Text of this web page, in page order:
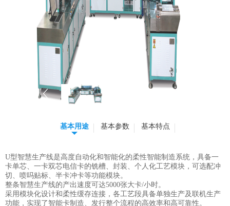
基本用途 基本参数 基本特点
U型智慧生产线是高度自动化和智能化的柔性智能制造系统，具备一
卡单芯、一卡双芯电信卡的铣槽、封装、个人化工艺模块，可选配冲
切、喷吗贴标、半卡冲卡等功能模块。
整条智慧生产线的产出速度可达5000张大卡/小时。
采用模块化设计和柔性缓存连接，各工艺段具备单独生产及联机生产
功能，实现了智能卡制造、发行整个流程的高效率和高可靠性。